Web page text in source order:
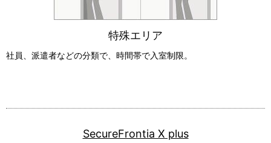
社員、派遣者などの分類で、時間帯で入室制限。
特殊エリア
SecureFrontia X plus